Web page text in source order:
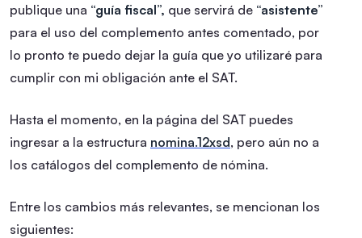
publique una “guía fiscal”, que servirá de “asistente”
para el uso del complemento antes comentado, por
lo pronto te puedo dejar la guía que yo utilizaré para
cumplir con mi obligación ante el SAT.
Hasta el momento, en la página del SAT puedes
ingresar a la estructura nomina.12xsd, pero aún no a
los catálogos del complemento de nómina.
Entre los cambios más relevantes, se mencionan los
siguientes: